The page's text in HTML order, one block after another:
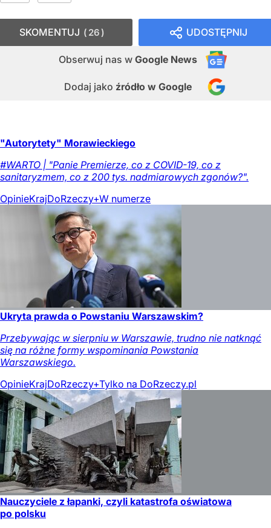
UDOSTĘPNIJ
Obserwuj nas w Google News
Dodaj jako źródło w Google
SKOMENTUJ 26
"Autorytety" Morawieckiego
#WARTO | "Panie Premierze, co z COVID-19, co z
sanitaryzmem, co z 200 tys. nadmiarowych zgonów?".
OpinieKrajDoRzeczy+W numerze
Ukryta prawda o Powstaniu Warszawskim?
Przebywając w sierpniu w Warszawie, trudno nie natknąć
się na różne formy wspominania Powstania
Warszawskiego.
OpinieKrajDoRzeczy+Tylko na DoRzeczy.pl
Nauczyciele z łapanki, czyli katastrofa oświatowa
po polsku